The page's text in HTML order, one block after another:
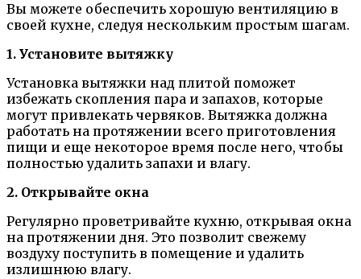
Вы можете обеспечить хорошую вентиляцию в
своей кухне, следуя нескольким простым шагам.
1. Установите вытяжку
Установка вытяжки над плитой поможет
избежать скопления пара и запахов, которые
могут привлекать червяков. Вытяжка должна
работать на протяжении всего приготовления
пищи и еще некоторое время после него, чтобы
полностью удалить запахи и влагу.
2. Открывайте окна
Регулярно проветривайте кухню, открывая окна
на протяжении дня. Это позволит свежему
воздуху поступить в помещение и удалить
излишнюю влагу.